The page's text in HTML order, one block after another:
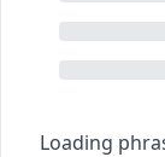
Loading